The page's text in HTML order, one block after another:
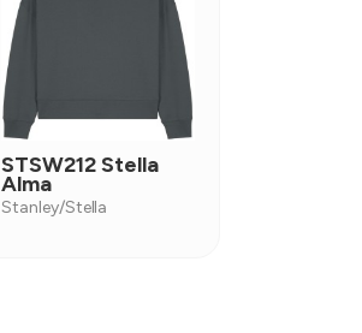
STSW212 Stella
Alma
Stanley/Stella